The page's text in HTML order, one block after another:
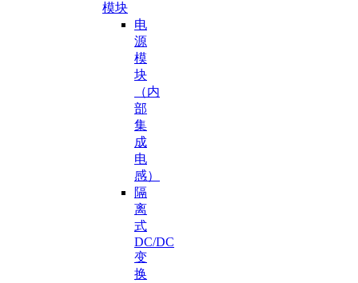
模块
电
源
模
块
（内
部
集
成
电
感）
隔
离
式
DC/DC
变
换